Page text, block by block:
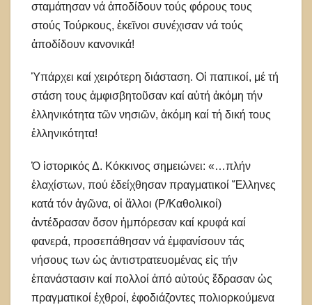
σταμάτησαν νά ἀποδίδουν τούς φόρους τους
στούς Τούρκους, ἐκεῖνοι συνέχισαν νά τούς
ἀποδίδουν κανονικά!
Ὑπάρχει καί χειρότερη διάσταση. Οἱ παπικοί, μέ τή
στάση τους ἀμφισβητοῦσαν καί αὐτή ἀκόμη τήν
ἑλληνικότητα τῶν νησιῶν, ἀκόμη καί τή δική τους
ἑλληνικότητα!
Ὁ ἱστορικός Δ. Κόκκινος σημειώνει: «…πλήν
ἐλαχίστων, πού ἐδείχθησαν πραγματικοί Ἕλληνες
κατά τόν ἀγῶνα, οἱ ἄλλοι (Ρ/Καθολικοί)
ἀντέδρασαν ὅσον ἠμπόρεσαν καί κρυφά καί
φανερά, προσεπάθησαν νά ἐμφανίσουν τάς
νήσους των ὡς ἀντιστρατευομένας εἰς τήν
ἐπανάστασιν καί πολλοί ἀπό αὐτούς ἔδρασαν ὡς
πραγματικοί ἐχθροί, ἐφοδιάζοντες πολιορκούμενα